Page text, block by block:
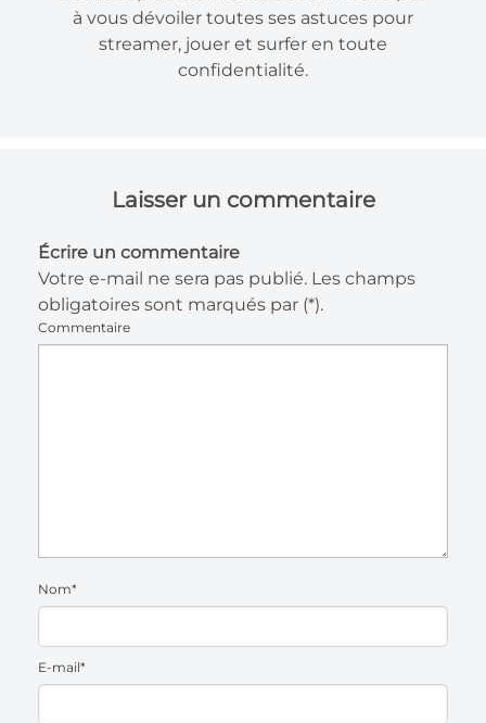
à vous dévoiler toutes ses astuces pour
streamer, jouer et surfer en toute
confidentialité.
Laisser un commentaire
Écrire un commentaire
Votre e-mail ne sera pas publié. Les champs
obligatoires sont marqués par (*).
Commentaire
Nom*
E-mail*